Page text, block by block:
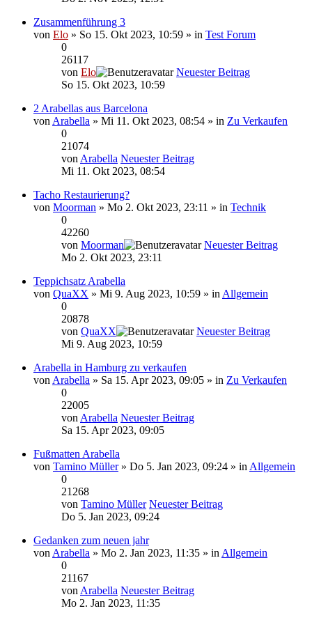
Zusammenführung 3
von Elo » So 15. Okt 2023, 10:59 » in Test Forum
0
26117
von Elo
Neuester Beitrag
So 15. Okt 2023, 10:59
2 Arabellas aus Barcelona
von Arabella » Mi 11. Okt 2023, 08:54 » in Zu Verkaufen
0
21074
von Arabella Neuester Beitrag
Mi 11. Okt 2023, 08:54
Tacho Restaurierung?
von Moorman » Mo 2. Okt 2023, 23:11 » in Technik
0
42260
von Moorman
Neuester Beitrag
Mo 2. Okt 2023, 23:11
Teppichsatz Arabella
von QuaXX » Mi 9. Aug 2023, 10:59 » in Allgemein
0
20878
von QuaXX
Neuester Beitrag
Mi 9. Aug 2023, 10:59
Arabella in Hamburg zu verkaufen
von Arabella » Sa 15. Apr 2023, 09:05 » in Zu Verkaufen
0
22005
von Arabella Neuester Beitrag
Sa 15. Apr 2023, 09:05
Fußmatten Arabella
von Tamino Müller» Do 5. Jan 2023, 09:24 » in Allgemein
0
21268
von Tamino Müller Neuester Beitrag
Do 5. Jan 2023, 09:24
Gedanken zum neuen jahr
von Arabella » Mo 2. Jan 2023, 11:35 » in Allgemein
0
21167
von Arabella Neuester Beitrag
Mo 2. Jan 2023, 11:35